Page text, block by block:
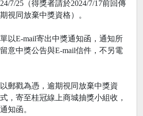
7/25（得獎者請於2024/7/17前回傳
視同放棄中獎資格）。
以E-mail寄出中獎通知函，通知所
意中獎公告與E-mail信件，不另電
郵戳為憑，逾期視同放棄中獎資
，寄至桂冠線上商城抽獎小組收，
知函。